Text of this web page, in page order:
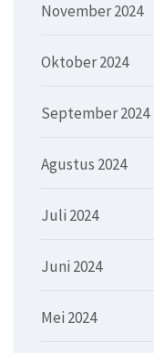
November 2024
Oktober 2024
September 2024
Agustus 2024
Juli 2024
Juni 2024
Mei 2024